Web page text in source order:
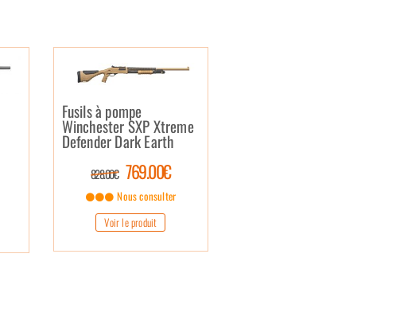
Fusils à pompe
Winchester SXP Xtreme
Defender Dark Earth
828.00€ 769.00€
Nous consulter
Voir le produit